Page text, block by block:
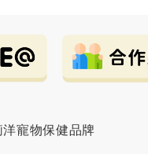
寵物保健品牌